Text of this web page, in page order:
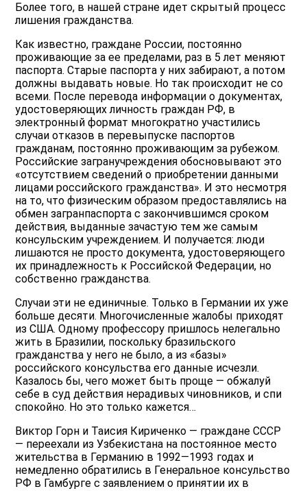
Более того, в нашей стране идет скрытый процесс
лишения гражданства.
Как известно, граждане России, постоянно
проживающие за ее пределами, раз в 5 лет меняют
паспорта. Старые паспорта у них забирают, а потом
должны выдавать новые. Но так происходит не со
всеми. После перевода информации о документах,
удостоверяющих личность граждан РФ, в
электронный формат многократно участились
случаи отказов в перевыпуске паспортов
гражданам, постоянно проживающим за рубежом.
Российские загранучреждения обосновывают это
«отсутствием сведений о приобретении данными
лицами российского гражданства». И это несмотря
на то, что физическим образом предоставлялись на
обмен загранпаспорта с закончившимся сроком
действия, выданные зачастую тем же самым
консульским учреждением. И получается: люди
лишаются не просто документа, удостоверяющего
их принадлежность к Российской Федерации, но
собственно гражданства.
Случаи эти не единичные. Только в Германии их уже
больше десяти. Многочисленные жалобы приходят
из США. Одному профессору пришлось нелегально
жить в Бразилии, поскольку бразильского
гражданства у него не было, а из «базы»
российского консульства его данные исчезли.
Казалось бы, чего может быть проще — обжалуй
себе в суд действия нерадивых чиновников, и спи
спокойно. Но это только кажется…
Виктор Горн и Таисия Кириченко — граждане СССР
— переехали из Узбекистана на постоянное место
жительства в Германию в 1992—1993 годах и
немедленно обратились в Генеральное консульство
РФ в Гамбурге с заявлением о принятии их в